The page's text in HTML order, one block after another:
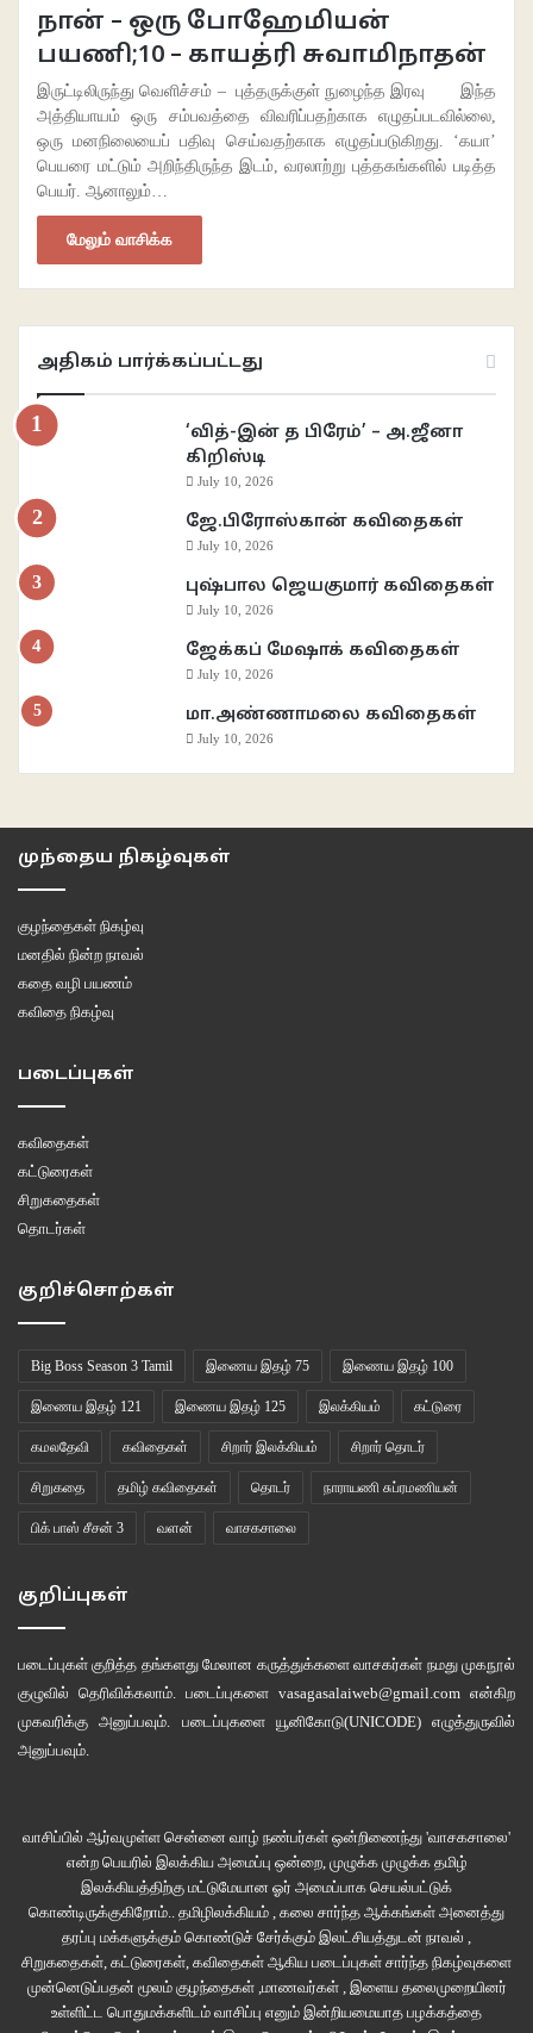
நான் – ஒரு போஹேமியன்
பயணி;10 – காயத்ரி சுவாமிநாதன்
இருட்டிலிருந்து வெளிச்சம் – புத்தருக்குள் நுழைந்த இரவு இந்த
அத்தியாயம் ஒரு சம்பவத்தை விவரிப்பதற்காக எழுதப்படவில்லை,
ஒரு மனநிலையைப் பதிவு செய்வதற்காக எழுதப்படுகிறது. ‘கயா’
பெயரை மட்டும் அறிந்திருந்த இடம், வரலாற்று புத்தகங்களில் படித்த
பெயர். ஆனாலும்…
மேலும் வாசிக்க
அதிகம் பார்க்கப்பட்டது
‘வித்-இன் த பிரேம்’ – அ.ஜீனா
கிறிஸ்டி
July 10, 2026
ஜே.பிரோஸ்கான் கவிதைகள்
July 10, 2026
புஷ்பால ஜெயகுமார் கவிதைகள்
July 10, 2026
ஜேக்கப் மேஷாக் கவிதைகள்
July 10, 2026
மா.அண்ணாமலை கவிதைகள்
July 10, 2026
முந்தைய நிகழ்வுகள்
குழந்தைகள் நிகழ்வு
மனதில் நின்ற நாவல்
கதை வழி பயணம்
கவிதை நிகழ்வு
படைப்புகள்
கவிதைகள்
கட்டுரைகள்
சிறுகதைகள்
தொடர்கள்
குறிச்சொற்கள்
Big Boss Season 3 Tamil இணைய இதழ் 75 இணைய இதழ் 100
இணைய இதழ் 121 இணைய இதழ் 125 இலக்கியம் கட்டுரை
கமலதேவி கவிதைகள் சிறார் இலக்கியம் சிறார் தொடர்
சிறுகதை தமிழ் கவிதைகள் தொடர் நாராயணி சுப்ரமணியன்
பிக் பாஸ் சீசன் 3 வளன் வாசகசாலை
குறிப்புகள்
படைப்புகள் குறித்த தங்களது மேலான கருத்துக்களை வாசகர்கள் நமது முகநூல்
குழுவில் தெரிவிக்கலாம். படைப்புகளை vasagasalaiweb@gmail.com என்கிற
முகவரிக்கு அனுப்பவும். படைப்புகளை யூனிகோடு(UNICODE)எழுத்துருவில்
அனுப்பவும்.
வாசிப்பில் ஆர்வமுள்ள சென்னை வாழ் நண்பர்கள் ஒன்றிணைந்து 'வாசகசாலை'
என்ற பெயரில் இலக்கிய அமைப்பு ஒன்றை, முழுக்க முழுக்க தமிழ்
இலக்கியத்திற்கு மட்டுமேயான ஓர் அமைப்பாக செயல்பட்டுக்
கொண்டிருக்குகிறோம்.. தமிழிலக்கியம் , கலை சார்ந்த ஆக்கங்கள் அனைத்து
தரப்பு மக்களுக்கும் கொண்டுச் சேர்க்கும் இலட்சியத்துடன் நாவல் ,
சிறுகதைகள், கட்டுரைகள், கவிதைகள் ஆகிய படைப்புகள் சார்ந்த நிகழ்வுகளை
முன்னெடுப்பதன் மூலம் குழந்தைகள் ,மாணவர்கள் , இளைய தலைமுறையினர்
உள்ளிட்ட பொதுமக்களிடம் வாசிப்பு எனும் இன்றியமையாத பழக்கத்தை